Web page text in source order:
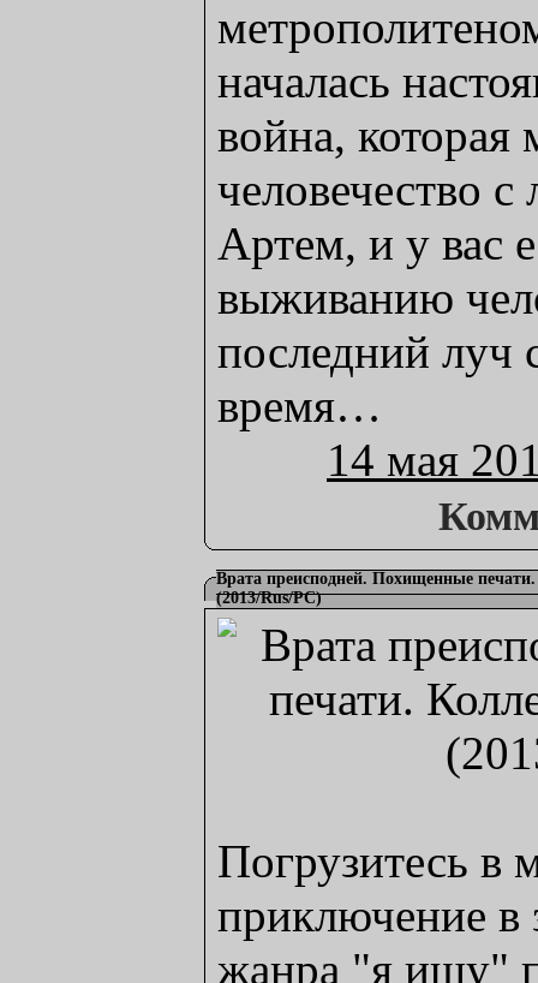
началась
война, которая
человечество
Артем, и у вас
выживанию
последний луч
время…
14 мая
Врата преисподней. Похищенные
(2013/Rus/PC)
Погрузитесь в
приключение в
жанра "я ищу"